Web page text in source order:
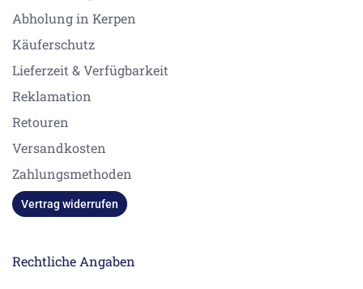
Abholung in Kerpen
Käuferschutz
Lieferzeit & Verfügbarkeit
Reklamation
Retouren
Versandkosten
Zahlungsmethoden
Vertrag widerrufen
Rechtliche Angaben